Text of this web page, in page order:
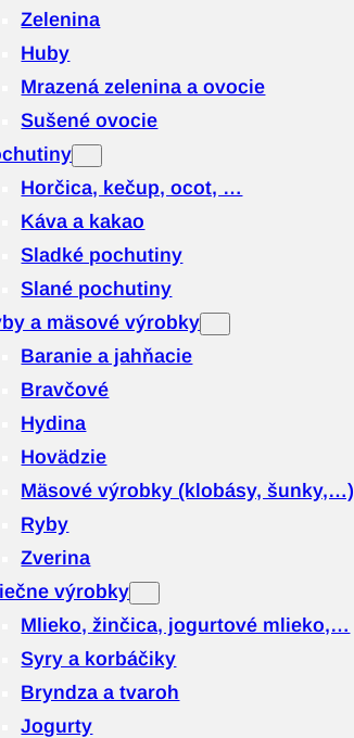
Zelenina
Huby
Mrazená zelenina a ovocie
Sušené ovocie
Horčica, kečup, ocot, …
Káva a kakao
Sladké pochutiny
Slané pochutiny
a mäsové výrobky
Baranie a jahňacie
Bravčové
Hydina
Hovädzie
Mäsové výrobky (klobásy, šunky,…)
Ryby
Zverina
výrobky
Mlieko, žinčica, jogurtové mlieko,…
Syry a korbáčiky
Bryndza a tvaroh
Jogurty